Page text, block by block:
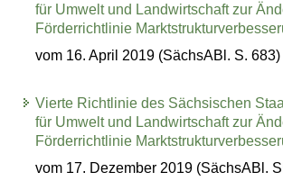
für Umwelt und Landwirtschaft zur
Förderrichtlinie
vom 16. April 2019 (SächsABl. S. 683)
Vierte Richtlinie des Sächsischen
für Umwelt und Landwirtschaft zur
Förderrichtlinie
vom 17. Dezember 2019 (SächsABl.